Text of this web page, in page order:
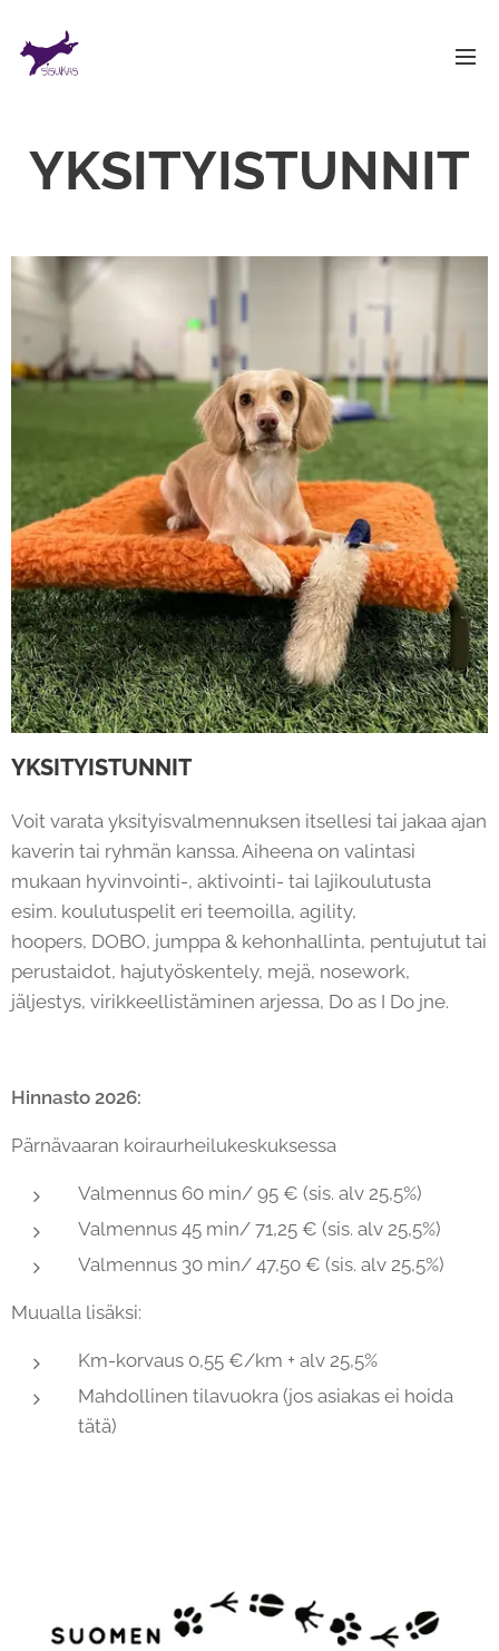
YKSITYISTUNNIT
YKSITYISTUNNIT
Voit varata yksityisvalmennuksen itsellesi tai jakaa ajan
kaverin tai ryhmän kanssa. Aiheena on valintasi
mukaan hyvinvointi-, aktivointi- tai lajikoulutusta
esim. koulutuspelit eri teemoilla, agility,
hoopers, DOBO, jumppa & kehonhallinta, pentujutut tai
perustaidot, hajutyöskentely, mejä, nosework,
jäljestys, virikkeellistäminen arjessa, Do as I Do jne.
Hinnasto 2026:
Pärnävaaran koiraurheilukeskuksessa
Valmennus 60 min/ 95 € (sis. alv 25,5%)
Valmennus 45 min/ 71,25 € (sis. alv 25,5%)
Valmennus 30 min/ 47,50 € (sis. alv 25,5%)
Muualla lisäksi:
Km-korvaus 0,55 €/km + alv 25,5%
Mahdollinen tilavuokra (jos asiakas ei hoida
tätä)